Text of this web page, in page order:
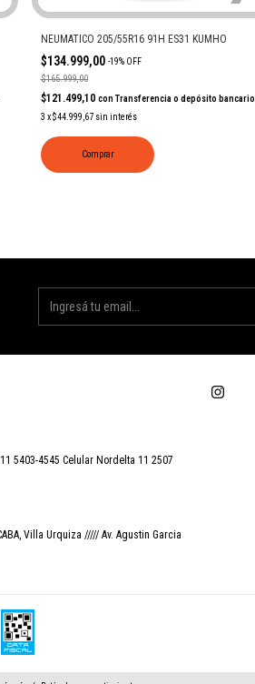
NEUMATICO 205/55R16 91H ES31 KUMHO
$134.999,00 -19% OFF
$165.999,00
$121.499,10 con Transferencia o depósito bancario
3 x$44.999,67 sin interés
Comprar
5403-4545 Celular Nordelta 11 2507
Villa Urquiza ///// Av. Agustin Garcia